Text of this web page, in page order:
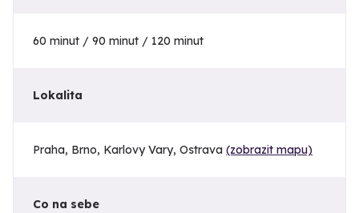
60 minut / 90 minut / 120 minut
Lokalita
Praha, Brno, Karlovy Vary, Ostrava (zobrazit mapu)
Co na sebe